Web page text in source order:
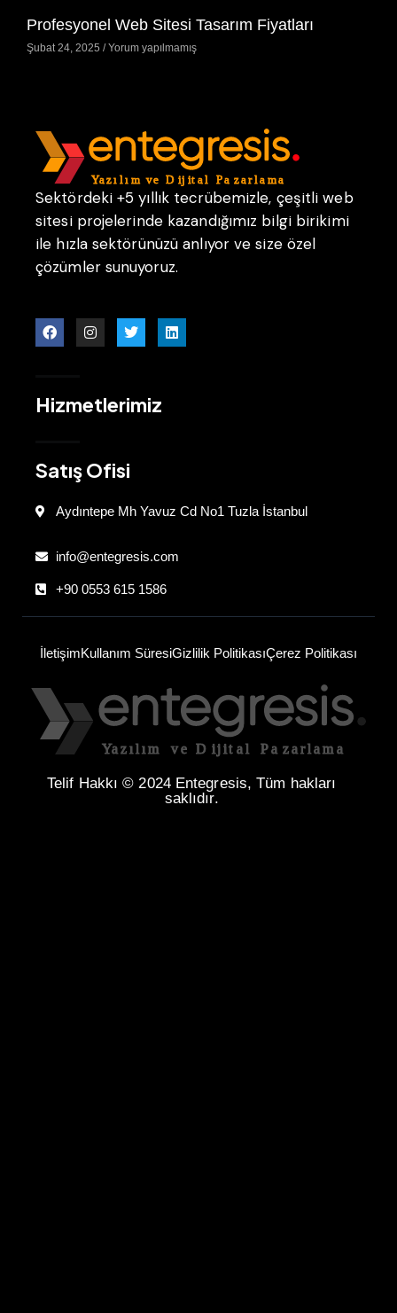
Profesyonel Web Sitesi Tasarım Fiyatları
Şubat 24, 2025 Yorum yapılmamış
Sektördeki +5 yıllık tecrübemizle, çeşitli web
sitesi projelerinde kazandığımız bilgi birikimi
ile hızla sektörünüzü anlıyor ve size özel
çözümler sunuyoruz.
Hizmetlerimiz
Satış Ofisi
Aydıntepe Mh Yavuz Cd No1 Tuzla İstanbul
info@entegresis.com
+90 0553 615 1586
İletişimKullanım SüresiGizlilik PolitikasıÇerez Politikası
Telif Hakkı © 2024 Entegresis, Tüm hakları
saklıdır.